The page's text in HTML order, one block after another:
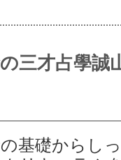
三才占學誠
基礎からし